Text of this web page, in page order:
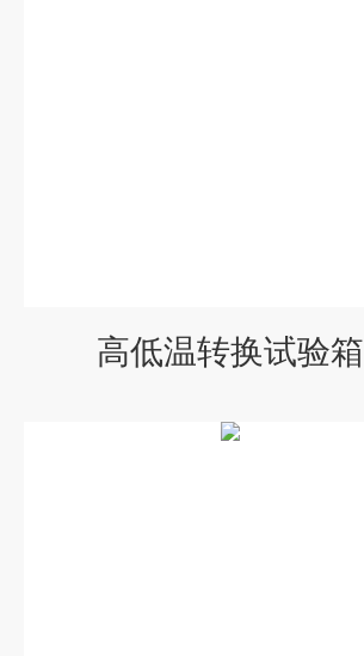
高低温转换试验箱